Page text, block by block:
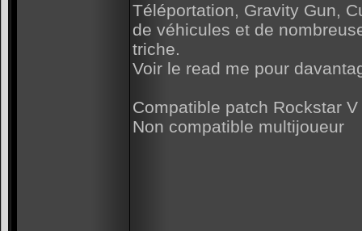
Téléportation, Gravity Gun,
de véhicules et de
triche.
Voir le read me pour
Compatible patch Rockstar
Non compatible multijoueur